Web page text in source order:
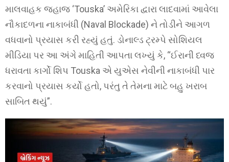
માલવાહક જહાજ ‘Touska’ અમેરિકા દ્વારા લાદવામાં આવેલા
નૌકાદળના નાકાબંધી (Naval Blockade) ને તોડીને આગળ
વધવાનો પ્રયાસ કરી રહ્યું હતું. ડોનાલ્ડ ટ્રમ્પે સોશિયલ
મીડિયા પર આ અંગે માહિતી આપતા લખ્યું કે, “ઈરાની ધ્વજ
ધરાવતા કાર્ગો શિપ Touska એ યુએસ નેવીની નાકાબંધી પાર
કરવાનો પ્રયાસ કર્યો હતો, પરંતુ તે તેમના માટે બહુ ખરાબ
સાબિત થયું”.